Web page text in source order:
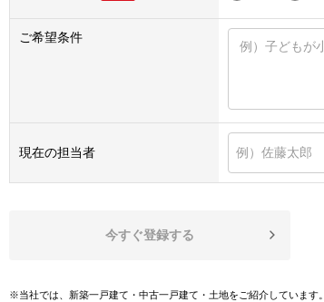
ご希望条件
現在の担当者
今すぐ登録する
※当社では、新築一戸建て・中古一戸建て・土地をご紹介しています。